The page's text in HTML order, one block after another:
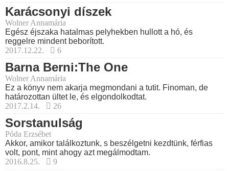
Karácsonyi díszek
Wolner Annamária
Egész éjszaka hatalmas pelyhekben hullott a hó, és
reggelre mindent beborított.
2017.12.22.
6
Barna Berni:The One
Wolner Annamária
Ez a könyv nem akarja megmondani a tutit. Finoman, de
határozottan ültet le, és elgondolkodtat.
2017.2.14.
26
Sorstanulság
Póda Erzsébet
Akkor, amikor találkoztunk, s beszélgetni kezdtünk, férfias
volt, pont, mint ahogy azt megálmodtam.
2016.8.25.
9